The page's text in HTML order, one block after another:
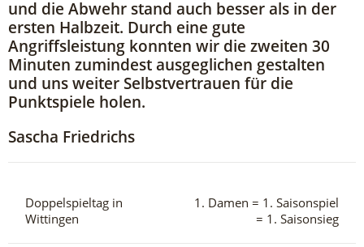
und die Abwehr stand auch besser als in der
ersten Halbzeit. Durch eine gute
Angriffsleistung konnten wir die zweiten 30
Minuten zumindest ausgeglichen gestalten
und uns weiter Selbstvertrauen für die
Punktspiele holen.
Sascha Friedrichs
Doppelspieltag in
Wittingen
1. Damen = 1. Saisonspiel
= 1. Saisonsieg